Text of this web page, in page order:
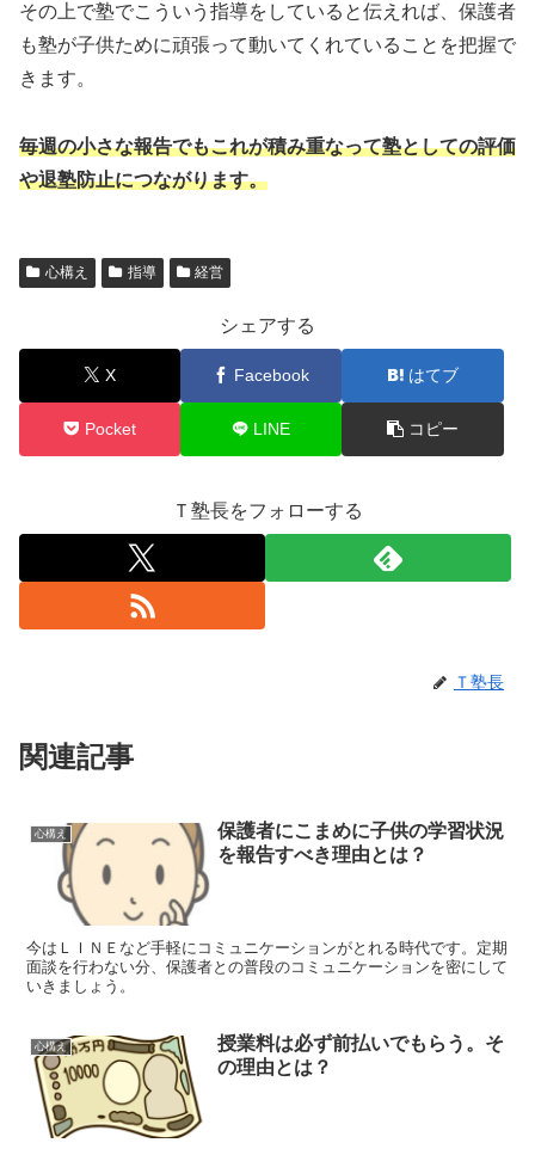
その上で塾でこういう指導をしていると伝えれば、保護者
も塾が子供ために頑張って動いてくれていることを把握で
きます。
毎週の小さな報告でもこれが積み重なって塾としての評価
や退塾防止につながります。
心構え 指導 経営
シェアする
X Facebook はてブ
Pocket LINE コピー
Ｔ塾長をフォローする
Ｔ塾長
関連記事
心構え
保護者にこまめに子供の学習状況
を報告すべき理由とは？
今はＬＩＮＥなど手軽にコミュニケーションがとれる時代です。定期
面談を行わない分、保護者との普段のコミュニケーションを密にして
いきましょう。
心構え
授業料は必ず前払いでもらう。そ
の理由とは？